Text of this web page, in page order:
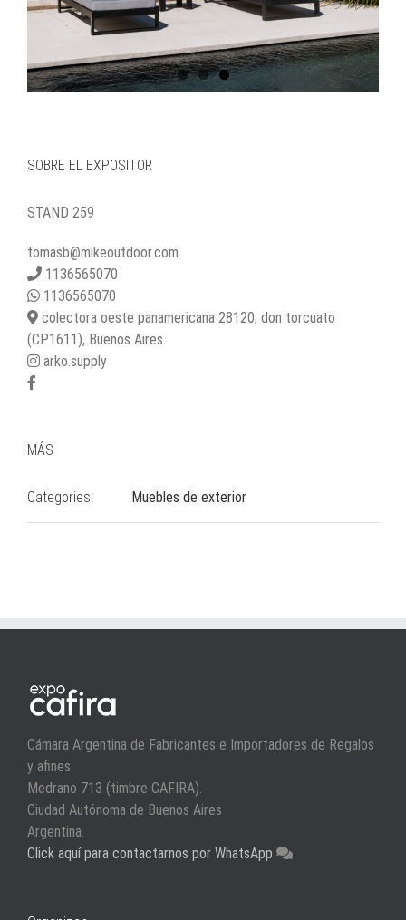
SOBRE EL EXPOSITOR
STAND 259
tomasb@mikeoutdoor.com
1136565070
1136565070
colectora oeste panamericana 28120, don torcuato
(CP1611), Buenos Aires
arko.supply
MÁS
Categories: Muebles de exterior
Cámara Argentina de Fabricantes e Importadores de Regalos
y afines.
Medrano 713 (timbre CAFIRA).
Ciudad Autónoma de Buenos Aires
Argentina.
Click aquí para contactarnos por WhatsApp